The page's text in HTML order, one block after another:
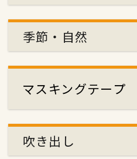
季節・自然
マスキングテープ
吹き出し